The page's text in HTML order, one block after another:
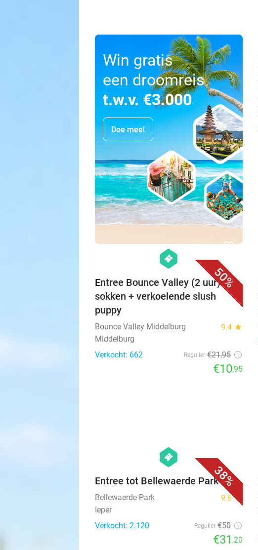
Win gratis
een droomreis
t.w.v. €3.000
Doe mee!
50%
favorite_border
hexagon
events
Entree Bounce Valley (2 uur) +
sokken + verkoelende slush
puppy
Bounce Valley Middelburg 9.4 star
Middelburg
Verkocht: 662
Regulier €21,95
€10,95
38%
hexagon
events
Entree tot Bellewaerde Park
Bellewaerde Park 9.6star
Ieper
Verkocht: 2.120
Regulier €50
€31 ,20